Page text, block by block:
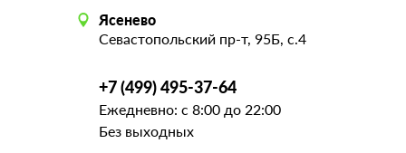
Ясенево
Севастопольский пр-т, 95Б, с.4
+7 (499) 495-37-64
Ежедневно: с 8:00 до 22:00
Без выходных